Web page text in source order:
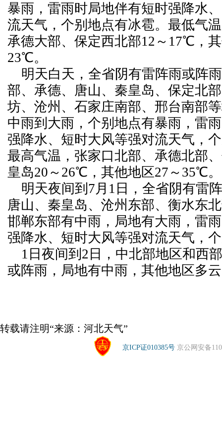
暴雨，雷雨时局地伴有短时强降水
流天气，个别地点有冰雹。最低气
承德大部、保定西北部12～17℃，
23℃。
明天白天，全省阴有雷阵雨或阵
部、承德、唐山、秦皇岛、保定北
坊、沧州、石家庄南部、邢台南部
中雨到大雨，个别地点有暴雨，雷
强降水、短时大风等强对流天气，
最高气温，张家口北部、承德北部
皇岛20～26℃，其他地区27～35℃。
明天夜间到7月1日，全省阴有雷
唐山、秦皇岛、沧州东部、衡水东
邯郸东部有中雨，局地有大雨，雷
强降水、短时大风等强对流天气，
1日夜间到2日，中北部地区和西
或阵雨，局地有中雨，其他地区多
转载请注明“来源：河北天气”
京ICP证010385号 京公网安备